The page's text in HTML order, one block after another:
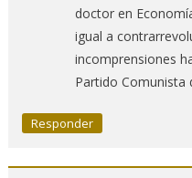
doctor en
igual a
incomprensiones
Partido Comunista
Responder